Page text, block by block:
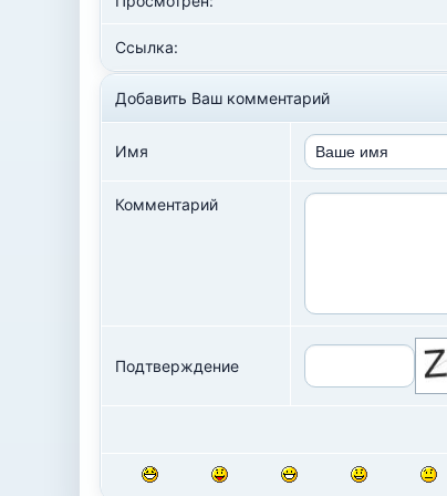
Ссылка:
Добавить Ваш комментарий
Имя
Комментарий
Подтверждение